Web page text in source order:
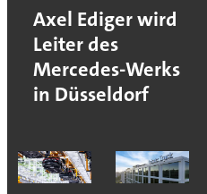
Axel Ediger wird
Leiter des
Mercedes-Werks
in Düsseldorf